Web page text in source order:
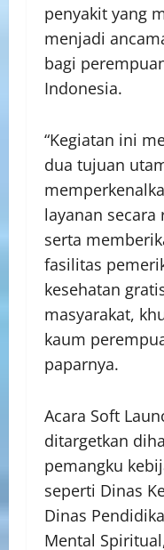
penyakit yang
menjadi
bagi
Indonesia.
“Kegiatan ini
dua tujuan
layanan secara
serta
fasilitas
kesehatan
masyarakat,
kaum
paparnya.
Acara Soft
ditargetkan
pemangku
seperti Dinas
Dinas
Mental